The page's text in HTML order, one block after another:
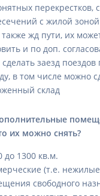
перекрестков,
с жилой зоной
также жд пути, их
и по доп.
заезд поездов
в том числе можно
склад
их можно снять?
до 1300 кв.м.
(т.е.
свободного